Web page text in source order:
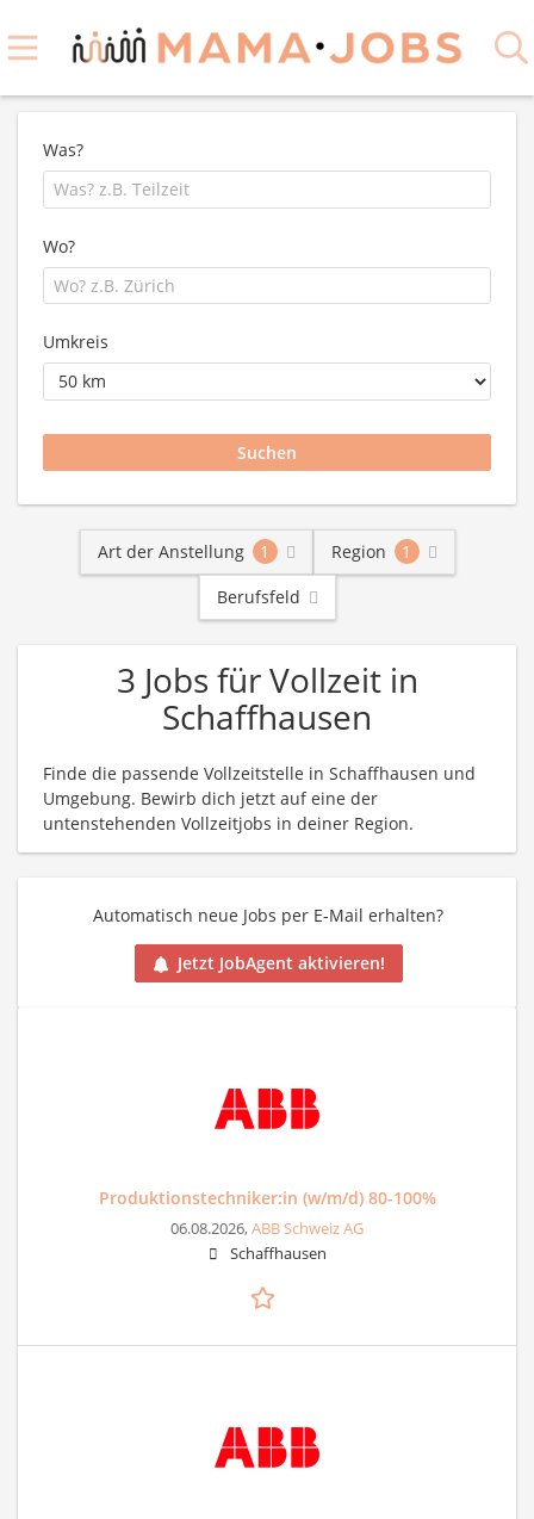
Was?
Wo?
Umkreis
Art der Anstellung 1 Region
1
Berufsfeld
3 Jobs für Vollzeit in
Schaffhausen
Finde die passende Vollzeitstelle in Schaffhausen und
Umgebung. Bewirb dich jetzt auf eine der
untenstehenden Vollzeitjobs in deiner Region.
Automatisch neue Jobs per E-Mail erhalten?
Jetzt JobAgent aktivieren!
Produktionstechniker:in (w/m/d) 80-100%
06.08.2026,ABB Schweiz AG
Schaffhausen